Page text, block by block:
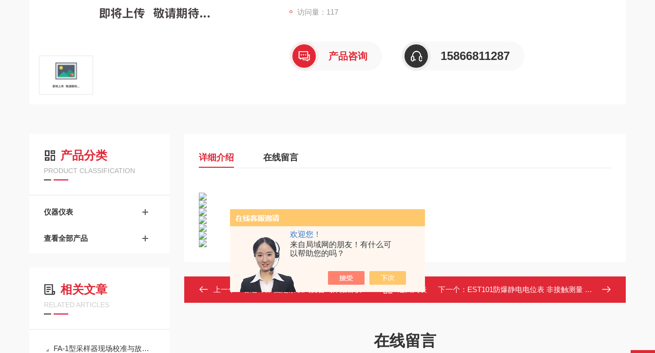
欢迎您！
来自局域网的朋友！有什么可
以帮助您的吗？
访问量：117
产品咨询 15866811287
产品分类
PRODUCT CLASSIFICATION
仪器仪表
查看全部产品
相关文章
RELATED ARTICLES
FA-1型采样器现场校准与故障排查实用指南
详细介绍 在线留言
上一个： 君道环保 固定泵吸式复合气体报警仪JD-98H-A-M4 返回列表 下一个： EST101防爆静电电位表 非接触测量 适用0区1区2区危险场所
在线留言